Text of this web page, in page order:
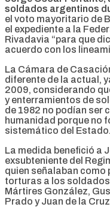
soldados argentinos
el voto mayoritario de
el expediente a la
Rivadavia “para que
acuerdo con los
La Cámara de
diferente de la actual,
2009, considerando
y enterramientos de
de 1982 no podían ser
humanidad porque no
sistemático del Estado.
La medida benefició a
exsubteniente del
quien señalaban como
torturas a los
Mártires González,
Prado y Juan de la